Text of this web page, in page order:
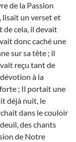
de la Passion
lisait un verset et
de cela, il devait
donc caché une
sur sa tête ; il
reçu tant de
à la
; Il portait une
déjà nuit, le
dans le couloir
des chants
de Notre